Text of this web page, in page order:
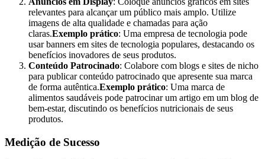
relevantes para alcançar um público mais amplo. Utilize
imagens de alta qualidade e chamadas para ação
claras.Exemplo prático: Uma empresa de tecnologia pode
usar banners em sites de tecnologia populares, destacando os
benefícios inovadores de seus produtos.
Conteúdo Patrocinado: Colabore com blogs e sites de nicho
para publicar conteúdo patrocinado que apresente sua marca
de forma autêntica.Exemplo prático: Uma marca de
alimentos saudáveis pode patrocinar um artigo em um blog de
bem-estar, discutindo os benefícios nutricionais de seus
produtos.
Medição de Sucesso